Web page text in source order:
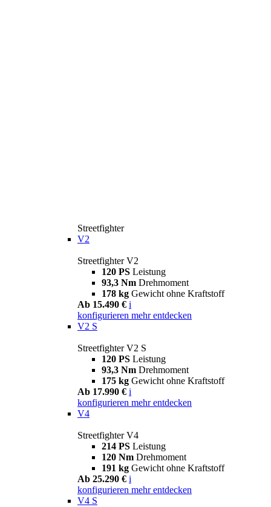
Streetfighter
V2
Streetfighter V2
120 PS Leistung
93,3 Nm Drehmoment
178 kg Gewicht ohne Kraftstoff
Ab 15.490 € i
konfigurieren mehr entdecken
V2 S
Streetfighter V2 S
120 PS Leistung
93,3 Nm Drehmoment
175 kg Gewicht ohne Kraftstoff
Ab 17.990 € i
konfigurieren mehr entdecken
V4
Streetfighter V4
214 PS Leistung
120 Nm Drehmoment
191 kg Gewicht ohne Kraftstoff
Ab 25.290 € i
konfigurieren mehr entdecken
V4 S